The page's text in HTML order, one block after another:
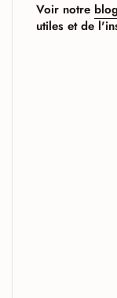
Voir notre
utiles et de